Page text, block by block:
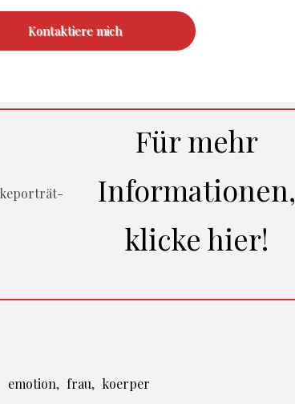
Kontaktiere mich
Für mehr
Informationen,
klicke hier!
emotion, frau, koerper